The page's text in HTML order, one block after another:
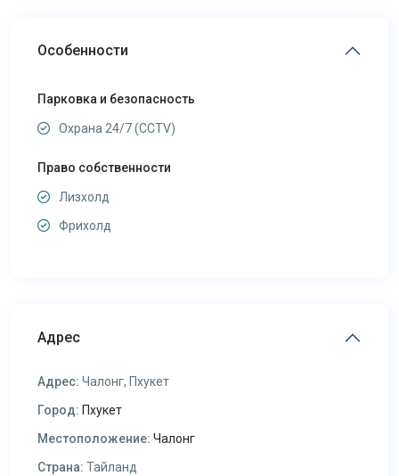
Особенности
Парковка и безопасность
Охрана 24/7 (CCTV)
Право собственности
Лизхолд
Фрихолд
Адрес
Адрес: Чалонг, Пхукет
Город: Пхукет
Местоположение: Чалонг
Страна: Тайланд